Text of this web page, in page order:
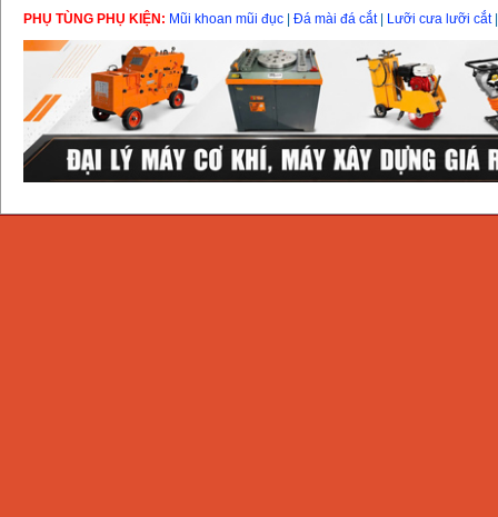
PHỤ TÙNG PHỤ KIỆN: Mũi khoan mũi đục Đá mài đá cắt| Lưỡi cưa lưỡi cắt